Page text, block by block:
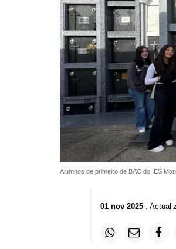
Alumnos de primeiro de BAC do IES
01 nov 2025.